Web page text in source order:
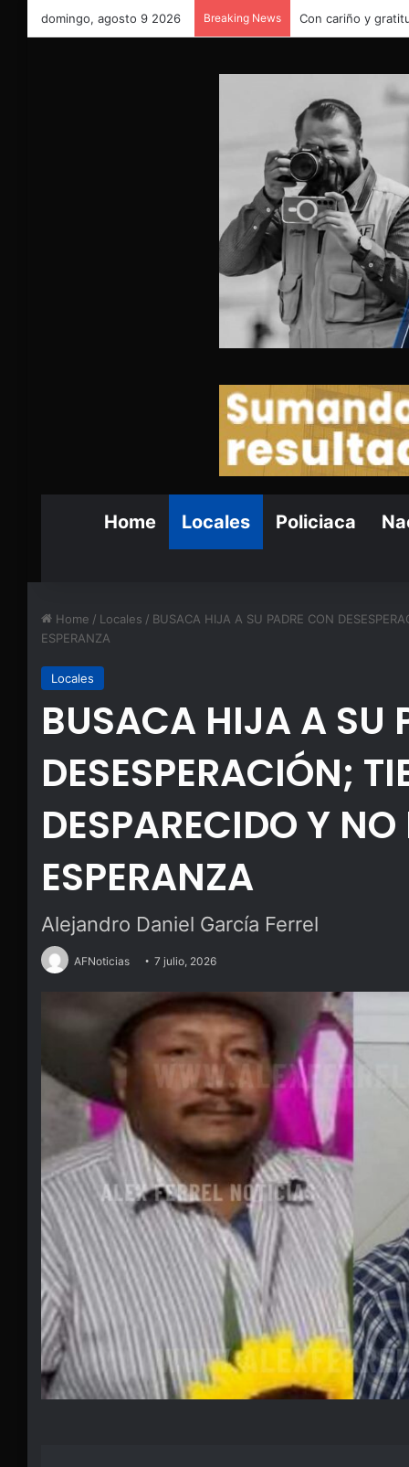
domingo, agosto 9 2026 Breaking News Con cariño y
Home Locales Policiaca
Home / Locales / BUSACA HIJA A SU PADRE CON
ESPERANZA
Locales
BUSACA HIJA A SU
DESESPERACIÓN;
DESPARECIDO Y NO
ESPERANZA
Alejandro Daniel García Ferrel
AFNoticias 7 julio, 2026